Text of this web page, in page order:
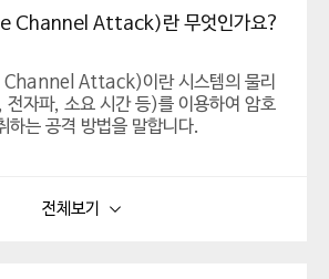
Channel Attack)란 무엇인가요?
Channel Attack)이란 시스템의 물리
전자파, 소요 시간 등)를 이용하여 암호
하는 공격 방법을 말합니다.
물리량을 기반으로 한 공격이 이루어지
전체보기